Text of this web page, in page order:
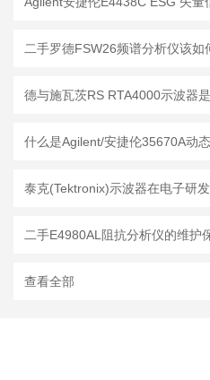
查看全部